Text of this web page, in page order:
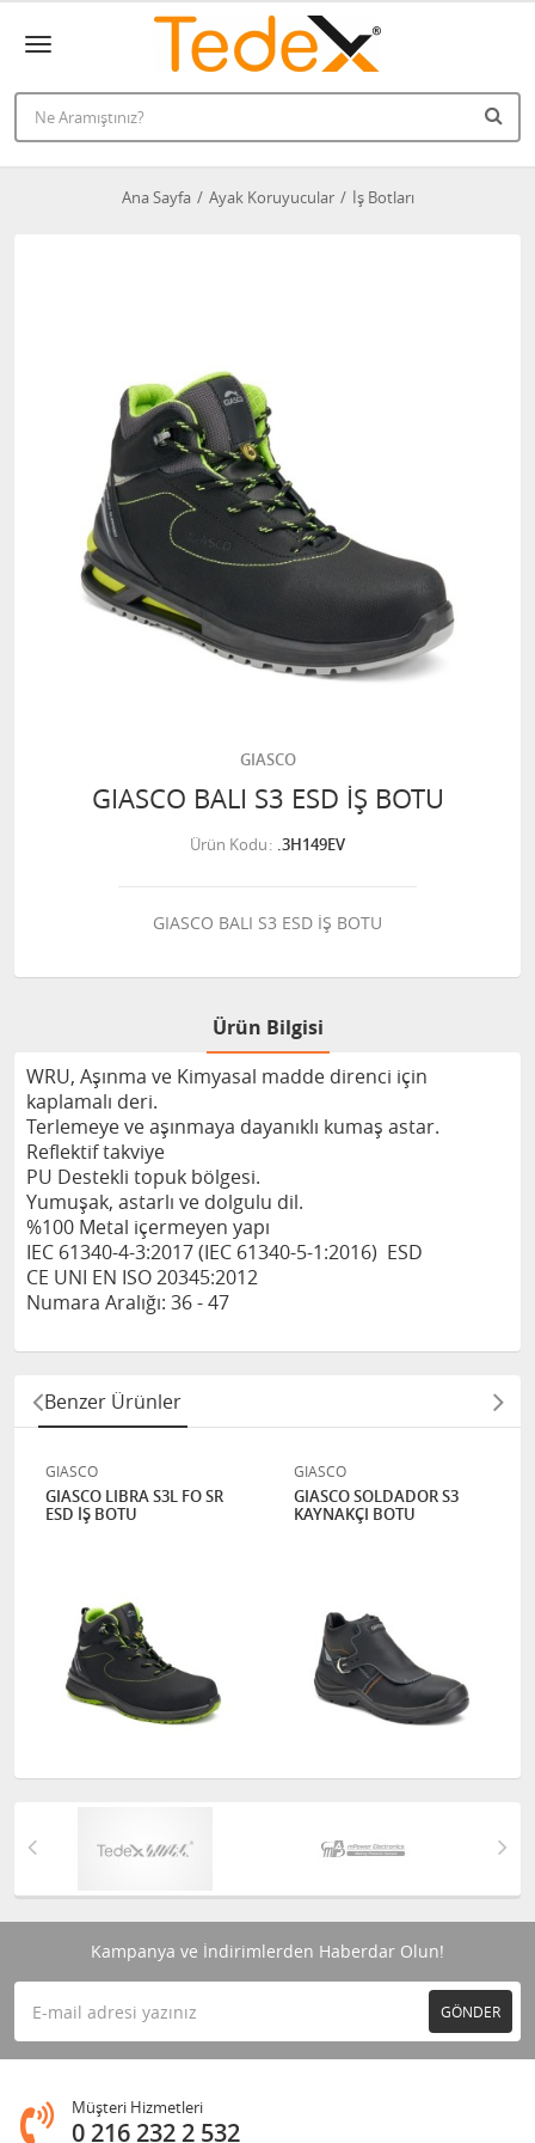
Ana Sayfa Ayak Koruyucular İş Botları
GIASCO
GIASCO BALI S3 ESD İŞ BOTU
Ürün Kodu .3H149EV
GIASCO BALI S3 ESD İŞ BOTU
Ürün Bilgisi
WRU, Aşınma ve Kimyasal madde direnci için
kaplamalı deri.
Terlemeye ve aşınmaya dayanıklı kumaş astar.
Reflektif takviye
PU Destekli topuk bölgesi.
Yumuşak, astarlı ve dolgulu dil.
%100 Metal içermeyen yapı
IEC 61340-4-3:2017 (IEC 61340-5-1:2016) ESD
CE UNI EN ISO 20345:2012
Numara Aralığı: 36 - 47
Benzer Ürünler
GIASCO
GIASCO LIBRA S3L FO SR
ESD İŞ BOTU
GIASCO
GIASCO SOLDADOR S3
KAYNAKÇI BOTU
Kampanya ve İndirimlerden Haberdar Olun!
GÖNDER
Müşteri Hizmetleri
0 216 232 2 532